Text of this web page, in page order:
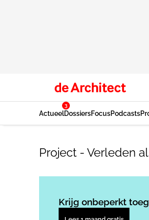
Actueel
3
DossiersFocusPodcasts
Project - Verleden
Krijg onbeperkt